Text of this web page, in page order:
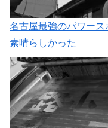
名古屋最強のパワー
素晴らしかった